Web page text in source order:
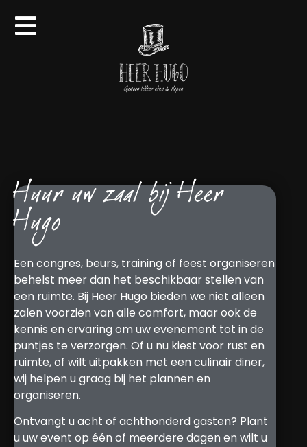
Huur uw zaal bij Heer
Hugo
Een congres, beurs, training of feest organiseren
behelst meer dan het beschikbaar stellen van
een ruimte. Bij Heer Hugo bieden we niet alleen
zalen voorzien van alle comfort, maar ook de
kennis en ervaring om uw evenement tot in de
puntjes te verzorgen. Of u nu kiest voor rust en
ruimte, of wilt uitpakken met een culinair diner,
wij helpen u graag bij het plannen en
organiseren.
Ontvangt u acht of achthonderd gasten? Plant
u uw event op één of meerdere dagen en wilt u